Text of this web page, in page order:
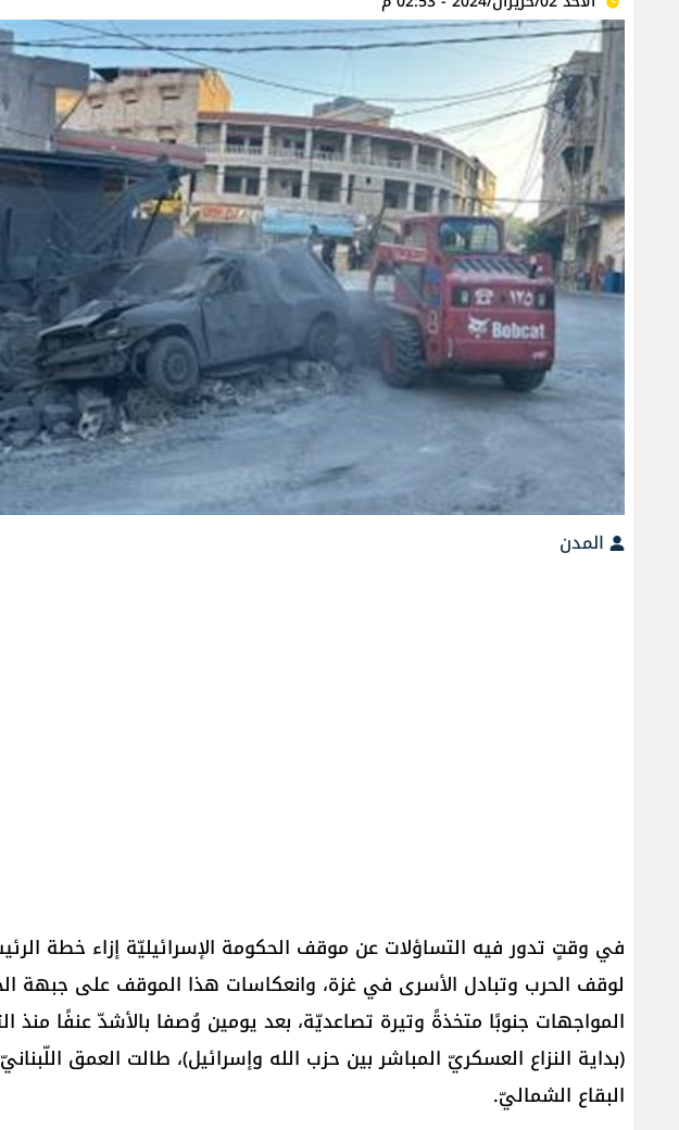
المدن
في وقتٍ تدور فيه التساؤلات عن موقف الحكومة الإسرائيليّة إزاء خطة
لوقف الحرب وتبادل الأسرى في غزة، وانعكاسات هذا الموقف على جبهة
المواجهات جنوبًا متخذةً وتيرة تصاعديّة، بعد يومين وُصفا بالأشدّ عنفًا منذ
(بداية النزاع العسكريّ المباشر بين حزب الله وإسرائيل)، طالت العمق
البقاع الشماليّ.